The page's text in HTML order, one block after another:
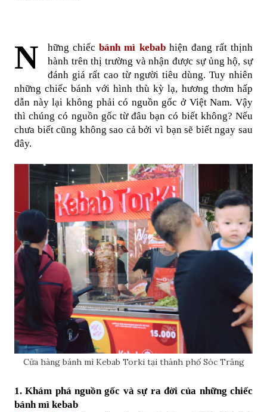
N hững chiếc bánh mì kebab hiện đang rất thịnh
hành trên thị trường và nhận được sự ủng hộ, sự
đánh giá rất cao từ người tiêu dùng. Tuy nhiên
những chiếc bánh với hình thù kỳ lạ, hương thơm hấp
dẫn này lại không phải có nguồn gốc ở Việt Nam. Vậy
thì chúng có nguồn gốc từ đâu bạn có biết không? Nếu
chưa biết cũng không sao cả bởi vì bạn sẽ biết ngay sau
đây.
Cửa hàng bánh mì Kebab Torki tại thành phố Sóc Trăng
1. Khám phá nguồn gốc và sự ra đời của những chiếc
bánh mì kebab